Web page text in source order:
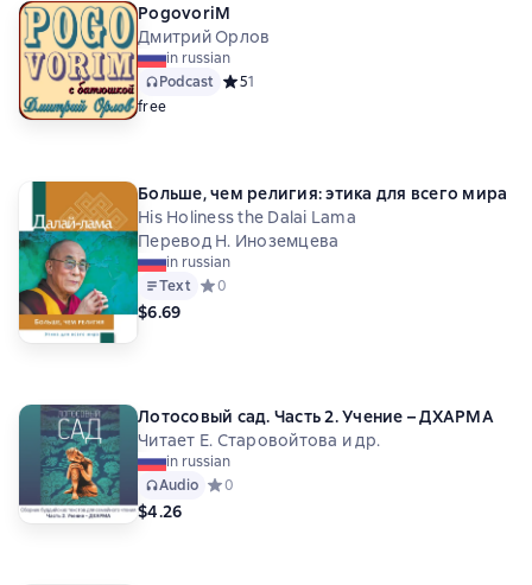
PogovoriM
Дмитрий Орлов
in russian
Podcast Средний рейтинг 5 на основе 1 оценок
51
free
Больше, чем религия: этика для всего мира
His Holiness the Dalai Lama
Перевод Н. Иноземцева
in russian
Text Средний рейтинг 0 на основе 0 оценок
0
$6.69
Лотосовый сад. Часть 2. Учение – ДХАРМА
Читает Е. Старовойтова и др.
in russian
Audio Средний рейтинг 0 на основе 0 оценок
0
$4.26